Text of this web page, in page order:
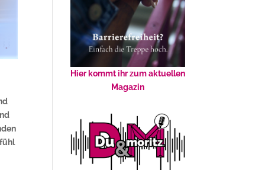
Hier kommt ihr zum aktuellen
Magazin